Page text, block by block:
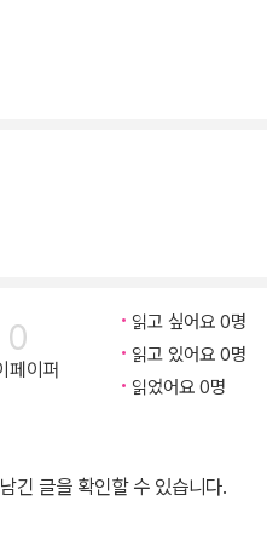
0
페이퍼
읽고 싶어요 0명
읽고 있어요 0명
읽었어요 0명
긴 글을 확인할 수 있습니다.